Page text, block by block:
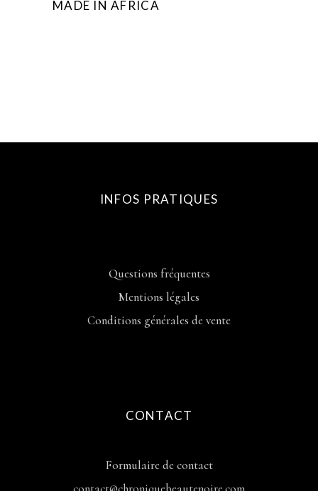
MADE IN AFRICA
INFOS PRATIQUES
Questions fréquentes
Mentions légales
Conditions générales de vente
CONTACT
Formulaire de contact